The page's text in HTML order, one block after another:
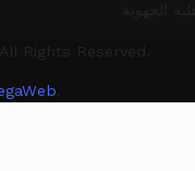
الجهوية
Rights Reserved.